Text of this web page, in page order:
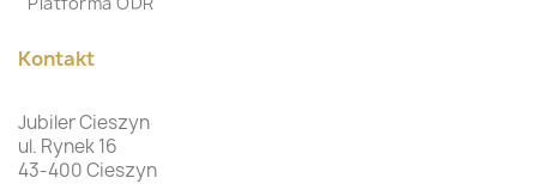
Kontakt
Jubiler Cieszyn
ul. Rynek 16
43-400 Cieszyn